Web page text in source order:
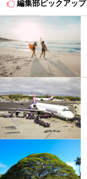
編集部ピックアップ